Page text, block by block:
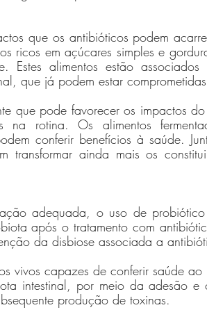
que os antibióticos podem
ricos em açúcares simples e
Estes alimentos estão
que já podem estar
que pode favorecer os impactos
na rotina. Os alimentos
conferir benefícios à saúde.
transformar ainda mais os
adequada, o uso de
após o tratamento com
da disbiose associada a
vivos capazes de conferir saúde
intestinal, por meio da adesão
produção de toxinas.